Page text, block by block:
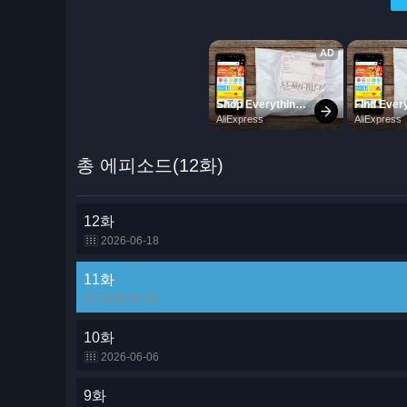
총 에피소드(12화)
12화
2026-06-18
11화
2026-06-13
10화
2026-06-06
9화